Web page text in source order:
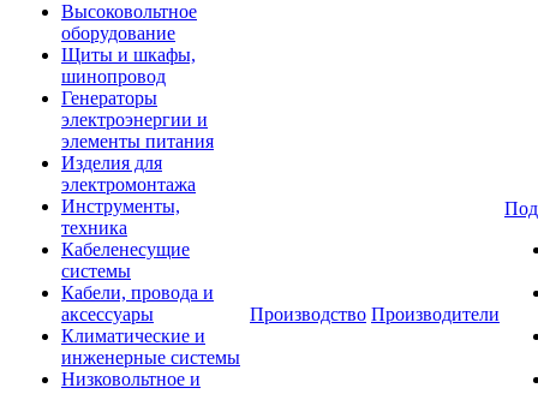
Высоковольтное
оборудование
Щиты и шкафы,
шинопровод
Генераторы
электроэнергии и
элементы питания
Изделия для
электромонтажа
Инструменты,
техника
Кабеленесущие
системы
Кабели, провода и
аксессуары
Климатические и
инженерные системы
Низковольтное и
Производство Производители